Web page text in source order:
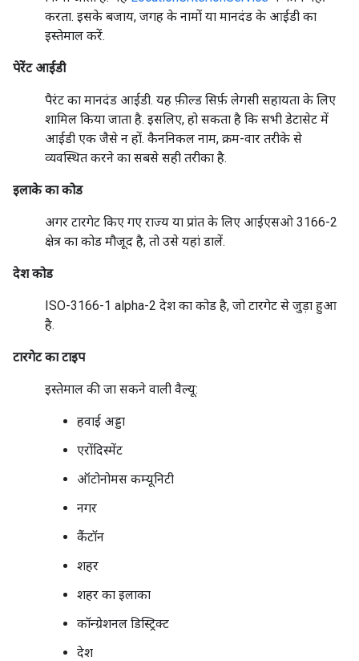
करता. इसके बजाय, जगह के नामों या मानदंड के आईडी का
इस्तेमाल करें.
पेरेंट आईडी
पैरंट का मानदंड आईडी. यह फ़ील्ड सिर्फ़ लेगसी सहायता के लिए
शामिल किया जाता है. इसलिए, हो सकता है कि सभी डेटासेट में
आईडी एक जैसे न हों. कैननिकल नाम, क्रम-वार तरीके से
व्यवस्थित करने का सबसे सही तरीका है.
इलाके का कोड
अगर टारगेट किए गए राज्य या प्रांत के लिए आईएसओ 3166-2
क्षेत्र का कोड मौजूद है, तो उसे यहां डालें.
देश कोड
ISO-3166-1 alpha-2 देश का कोड है, जो टारगेट से जुड़ा हुआ
है.
टारगेट का टाइप
इस्तेमाल की जा सकने वाली वैल्यू:
हवाई अड्डा
एरोंदिस्मेंट
ऑटोनोमस कम्यूनिटी
नगर
कैंटॉन
शहर
शहर का इलाका
कॉन्ग्रेशनल डिस्ट्रिक्ट
देश